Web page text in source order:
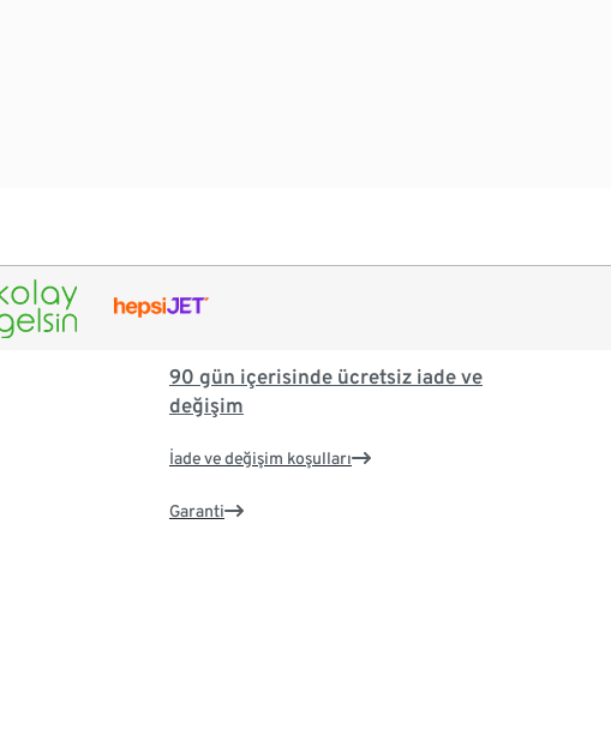
90 gün içerisinde ücretsiz iade ve
değişim
İade ve değişim koşulları
Garanti